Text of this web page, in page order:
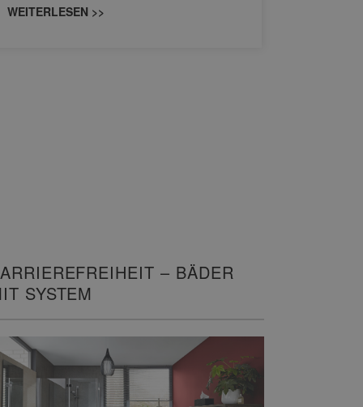
WEITERLESEN >>
– BÄDER
SYSTEM